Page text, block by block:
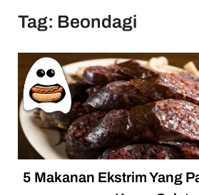
Tag: Beondagi
5 Makanan Ekstrim Yang